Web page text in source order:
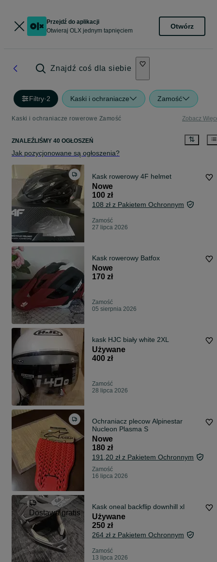
Przejdź do aplikacji
Otwieraj OLX jednym tapnięciem
Otwórz
Znajdź coś dla siebie
Filtry·2 Kaski i ochraniacze Zamość
Kaski i ochraniacze rowerowe Zamość Zobacz
ZNALEŹLIŚMY 40 OGŁOSZEŃ
Jak pozycjonowane są ogłoszenia?
Kask rowerowy 4F helmet
Nowe
100 zł
108 zł z Pakietem Ochronnym
Zamość
27 lipca 2026
Kask rowerowy Batfox
Nowe
170 zł
Zamość
05 sierpnia 2026
kask HJC biały white 2XL
Używane
400 zł
Zamość
28 lipca 2026
Ochraniacz plecow Alpinestar
Nucleon Plasma S
Nowe
180 zł
191,20 zł z Pakietem Ochronnym
Zamość
16 lipca 2026
Dostawa gratis
Kask oneal backflip downhill xl
Używane
250 zł
264 zł z Pakietem Ochronnym
Zamość
13 lipca 2026